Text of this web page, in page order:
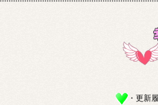
・更新